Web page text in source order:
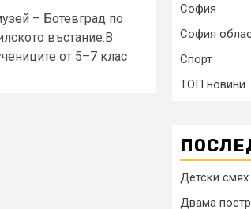
– Ботевград по
въстание.В
от 5–7 клас
София
София
Спорт
ТОП новини
Детски
Двама